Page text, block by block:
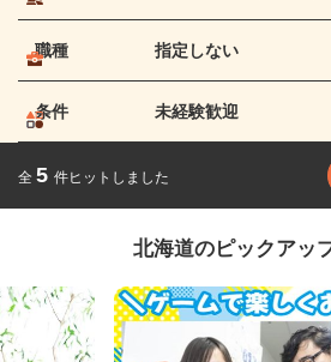
職種 指定しない
条件 未経験歓迎
全 5 件ヒットしました
北海道のピックアッ